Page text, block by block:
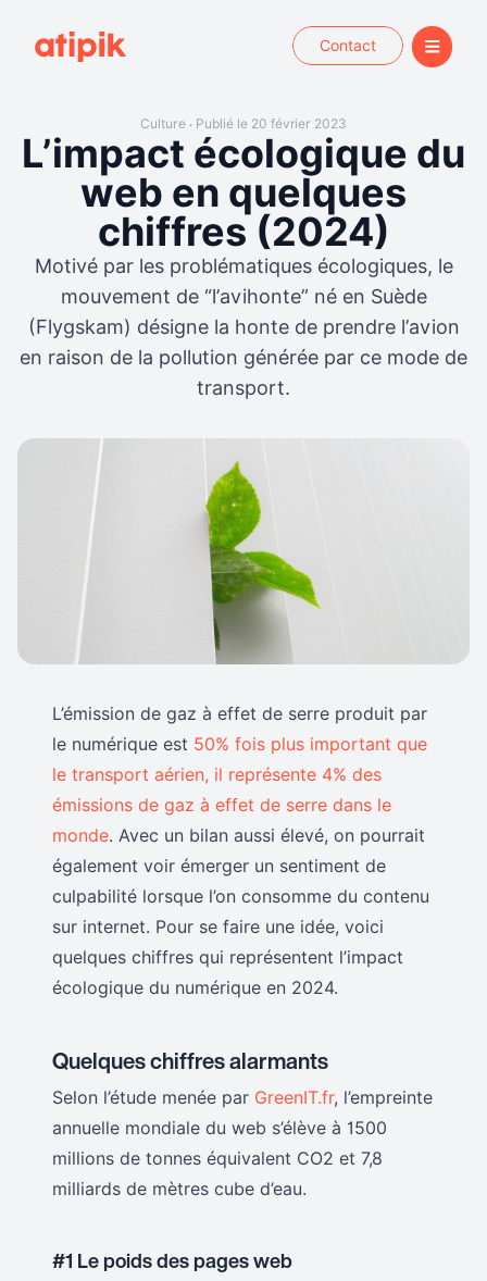
Contact
Culture • Publié le 20 février 2023
L’impact écologique du
web en quelques
chiffres (2024)
Motivé par les problématiques écologiques, le
mouvement de “l’avihonte” né en Suède
(Flygskam) désigne la honte de prendre l’avion
en raison de la pollution générée par ce mode de
transport.
L’émission de gaz à effet de serre produit par
le numérique est 50% fois plus important que
le transport aérien, il représente 4% des
émissions de gaz à effet de serre dans le
monde. Avec un bilan aussi élevé, on pourrait
également voir émerger un sentiment de
culpabilité lorsque l’on consomme du contenu
sur internet. Pour se faire une idée, voici
quelques chiffres qui représentent l’impact
écologique du numérique en 2024.
Quelques chiffres alarmants
Selon l’étude menée par GreenIT.fr, l’empreinte
annuelle mondiale du web s’élève à 1500
millions de tonnes équivalent CO2 et 7,8
milliards de mètres cube d’eau.
#1 Le poids des pages web